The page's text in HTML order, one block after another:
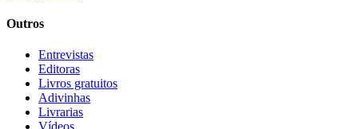
Outros
Entrevistas
Editoras
Livros gratuitos
Adivinhas
Livrarias